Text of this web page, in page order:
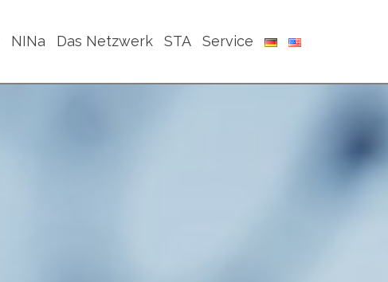
NINa Das Netzwerk STA Service